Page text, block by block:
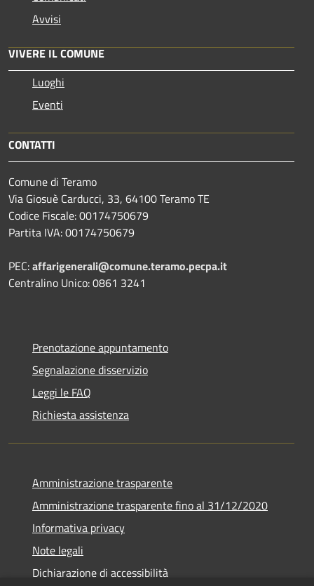
Avvisi
VIVERE IL COMUNE
Luoghi
Eventi
CONTATTI
Comune di Teramo
Via Giosuè Carducci, 33, 64100 Teramo TE
Codice Fiscale: 00174750679
Partita IVA: 00174750679
PEC:affarigenerali@comune.teramo.pecpa.it
Centralino Unico: 0861 3241
Prenotazione appuntamento
Segnalazione disservizio
Leggi le FAQ
Richiesta assistenza
Amministrazione trasparente
Amministrazione trasparente fino al 31/12/2020
Informativa privacy
Note legali
Dichiarazione di accessibilità